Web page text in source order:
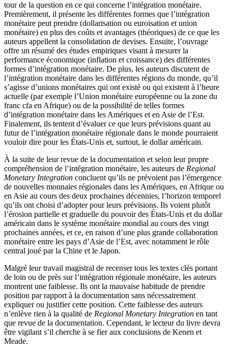
tour de la question en ce qui concerne l’intégration monétaire.
Premièrement, il présente les différentes formes que l’intégration
monétaire peut prendre (dollarisation ou euroisation et union
monétaire) en plus des coûts et avantages (théoriques) de ce que les
auteurs appellent la consolidation de devises. Ensuite, l’ouvrage
offre un résumé des études empiriques visant à mesurer la
performance économique (inflation et croissance) des différentes
formes d’intégration monétaire. De plus, les auteurs discutent de
l’intégration monétaire dans les différentes régions du monde, qu’il
s’agisse d’unions monétaires qui ont existé ou qui existent à l’heure
actuelle (par exemple l’Union monétaire européenne ou la zone du
franc cfa en Afrique) ou de la possibilité de telles formes
d’intégration monétaire dans les Amériques et en Asie de l’Est.
Finalement, ils tentent d’évaluer ce que leurs prévisions quant au
futur de l’intégration monétaire régionale dans le monde pourraient
vouloir dire pour les États-Unis et, surtout, le dollar américain.
À la suite de leur revue de la documentation et selon leur propre
compréhension de l’intégration monétaire, les auteurs de Regional
Monetary Integration concluent qu’ils ne prévoient pas l’émergence
de nouvelles monnaies régionales dans les Amériques, en Afrique ou
en Asie au cours des deux prochaines décennies, l’horizon temporel
qu’ils ont choisi d’adopter pour leurs prévisions. Ils voient plutôt
l’érosion partielle et graduelle du pouvoir des États-Unis et du dollar
américain dans le système monétaire mondial au cours des vingt
prochaines années, et ce, en raison d’une plus grande collaboration
monétaire entre les pays d’Asie de l’Est, avec notamment le rôle
central joué par la Chine et le Japon.
Malgré leur travail magistral de recenser tous les textes clés portant
de loin ou de près sur l’intégration régionale monétaire, les auteurs
montrent une faiblesse. Ils ont la mauvaise habitude de prendre
position par rapport à la documentation sans nécessairement
expliquer ou justifier cette position. Cette faiblesse des auteurs
n’enlève rien à la qualité de Regional Monetary Integration en tant
que revue de la documentation. Cependant, le lecteur du livre devra
être vigilant s’il cherche à se fier aux conclusions de Kenen et
Meade.